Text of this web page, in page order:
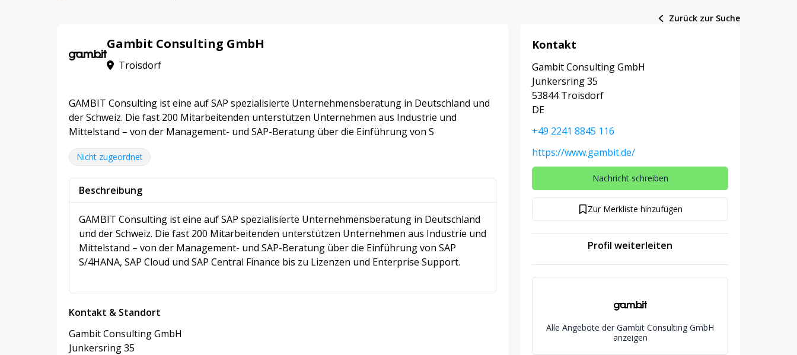
Zurück zur Suche
Gambit Consulting GmbH
Troisdorf
GAMBIT Consulting ist eine auf SAP spezialisierte Unternehmensberatung in Deutschland und
der Schweiz. Die fast 200 Mitarbeitenden unterstützen Unternehmen aus Industrie und
Mittelstand – von der Management- und SAP-Beratung über die Einführung von S
Nicht zugeordnet
Beschreibung
GAMBIT Consulting ist eine auf SAP spezialisierte Unternehmensberatung in Deutschland
und der Schweiz. Die fast 200 Mitarbeitenden unterstützen Unternehmen aus Industrie und
Mittelstand – von der Management- und SAP-Beratung über die Einführung von SAP
S/4HANA, SAP Cloud und SAP Central Finance bis zu Lizenzen und Enterprise Support.
Kontakt & Standort
Gambit Consulting GmbH
Junkersring 35
Kontakt
Gambit Consulting GmbH
Junkersring 35
53844 Troisdorf
DE
+49 2241 8845 116
https://www.gambit.de/
Nachricht schreiben
Zur Merkliste hinzufügen
Profil weiterleiten
Alle Angebote der Gambit Consulting GmbH
anzeigen